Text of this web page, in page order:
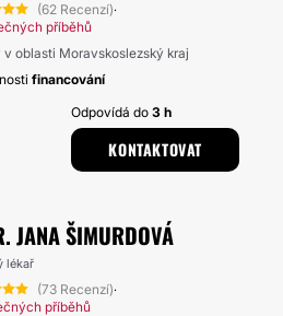
(62 Recenzí)·
příběhů
oblasti Moravskoslezský kraj
financování
Odpovídá do3 h
KONTAKTOVAT
JANA ŠIMURDOVÁ
lékař
(73 Recenzí)·
příběhů